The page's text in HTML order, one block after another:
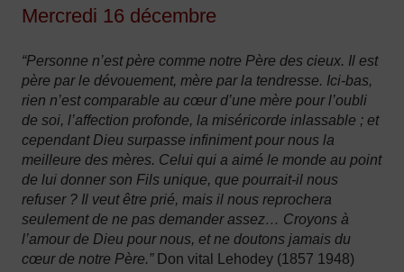
Mercredi 16 décembre
“Personne n’est père comme notre Père des cieux. Il est
père par le dévouement, mère par la tendresse. Ici-bas,
rien n’est comparable au cœur d’une mère pour l’oubli
de soi, l’affection profonde, la miséricorde inlassable ; et
cependant Dieu surpasse infiniment pour nous la
meilleure des mères. Celui qui a aimé le monde au point
de lui donner son Fils unique, que pourrait-il nous
refuser ? Il veut être prié, mais il nous reprochera
seulement de ne pas demander assez… Croyons à
l’amour de Dieu pour nous, et ne doutons jamais du
cœur de notre Père.”Don vital Lehodey (1857 1948)